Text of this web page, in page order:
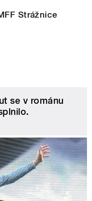
Strážnice
se v románu